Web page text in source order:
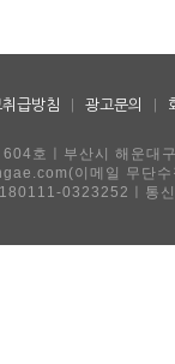
급방침 광고문의
호ㅣ부산시 해운
이메일 무단수
0323252ㅣ통